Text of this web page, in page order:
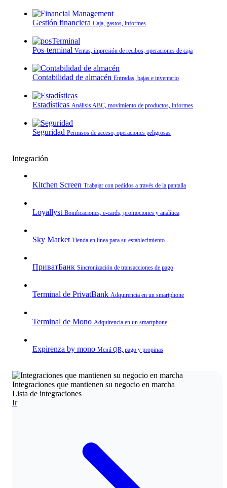
Gestión financiera Caja, gastos, informes
Pos-terminal Ventas, impresión de recibos, operaciones de caja
Contabilidad de almacén Entradas, bajas e inventario
Estadísticas Análisis ABC, movimiento de productos, informes
Seguridad Permisos de acceso, operaciones peligrosas
Integración
Kitchen Screen Trabajar con pedidos a través de la pantalla
Loyallyst Bonificaciones, e‑cards, promociones y analítica
Sky Market Tienda en línea para su establecimiento
ПриватБанк Sincronización de transacciones de pago
Terminal de PrivatBank Adquirencia en un smartphone
Terminal de Mono Adquirencia en un smartphone
Expirenza by mono Menú QR, pago y propinas
Integraciones que mantienen su negocio en marcha
Lista de integraciones
Ir